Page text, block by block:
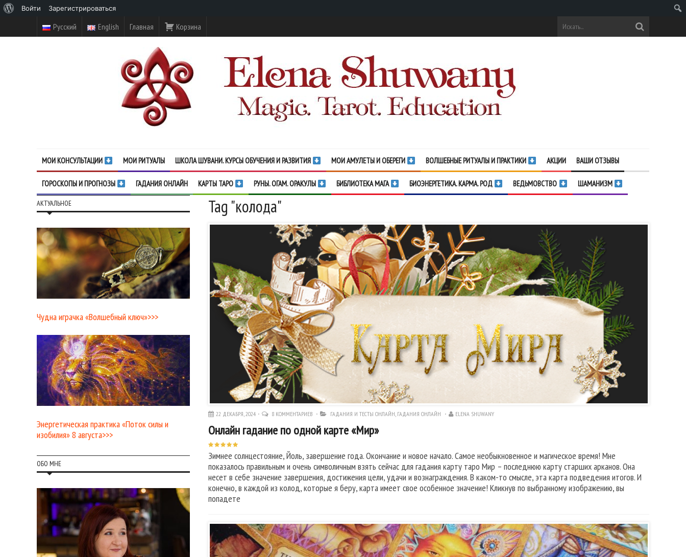
Русский English Главная Корзина
МОИ КОНСУЛЬТАЦИИ МОИ РИТУАЛЫ ШКОЛА ШУВАНИ. КУРСЫ ОБУЧЕНИЯ И РАЗВИТИЯ МОИ АМУЛЕТЫ И ОБЕРЕГИ ВОЛШЕБНЫЕ РИТУАЛЫ И ПРАКТИКИ АКЦИИ ВАШИ ОТЗЫВЫ
ГОРОСКОПЫ И ПРОГНОЗЫ ГАДАНИЯ ОНЛАЙН КАРТЫ ТАРО РУНЫ. ОГАМ. ОРАКУЛЫ БИБЛИОТЕКА МАГА БИОЭНЕРГЕТИКА. КАРМА. РОД ВЕДЬМОВСТВО ШАМАНИЗМ
Tag "колода"
22 ДЕКАБРЯ, 2024 8 КОММЕНТАРИЕВ ГАДАНИЯ И ТЕСТЫ ОНЛАЙН, ГАДАНИЯ ОНЛАЙН ELENA SHUWANY
Онлайн гадание по одной карте «Мир»
Зимнее солнцестояние, Йоль, завершение года. Окончание и новое начало. Самое необыкновенное и магическое время! Мне
показалось правильным и очень символичным взять сейчас для гадания карту таро Мир – последнюю карту старших арканов. Она
несет в себе значение завершения, достижения цели, удачи и вознаграждения. В каком-то смысле, эта карта подведения итогов. И
конечно, в каждой из колод, которые я беру, карта имеет свое особенное значение! Кликнув по выбранному изображению, вы
попадете
АКТУАЛЬНОЕ
Чудна играчка «Волшебный ключ»>>>
Энергетическая практика «Поток силы и
изобилия» 8 августа>>>
ОБО МНЕ
WordPress
Войти Зарегистрироваться